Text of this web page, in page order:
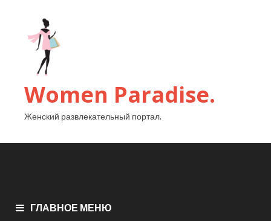
Women Paradise.
Женский развлекательный портал.
ГЛАВНОЕ МЕНЮ